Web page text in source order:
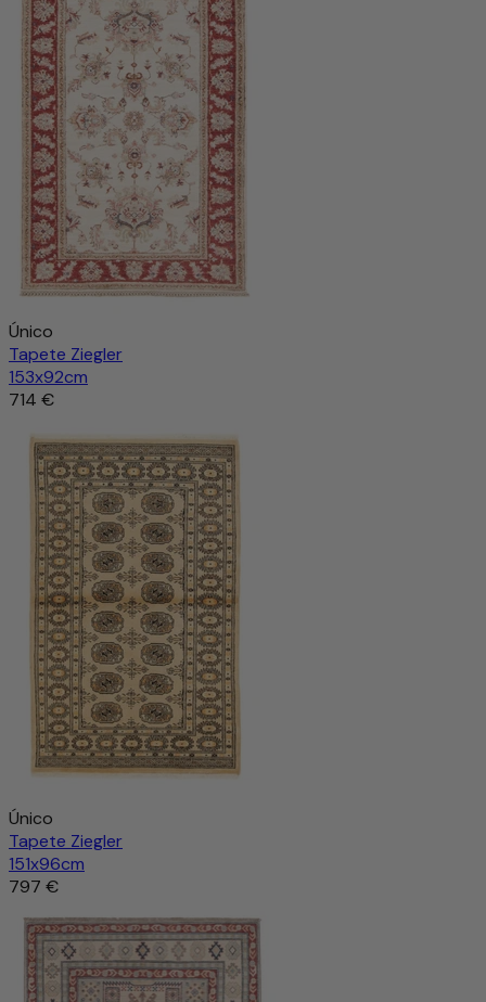
1.037 €1.851 €-43%
Adicionar ao carrinho
Único
Tapete Ziegler
153x92cm
714 €
Único
Tapete Ziegler
151x96cm
797 €